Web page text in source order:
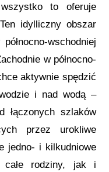
to oferuje
idylliczny obszar
wschodniej
w północno-
aktywnie spędzić
i nad wodą –
łączonych szlaków
przez urokliwe
jedno- i kilkudniowe
całe rodziny, jak i